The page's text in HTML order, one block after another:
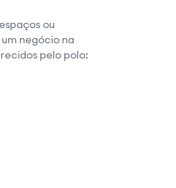
ou
negócio na
pelo polo: